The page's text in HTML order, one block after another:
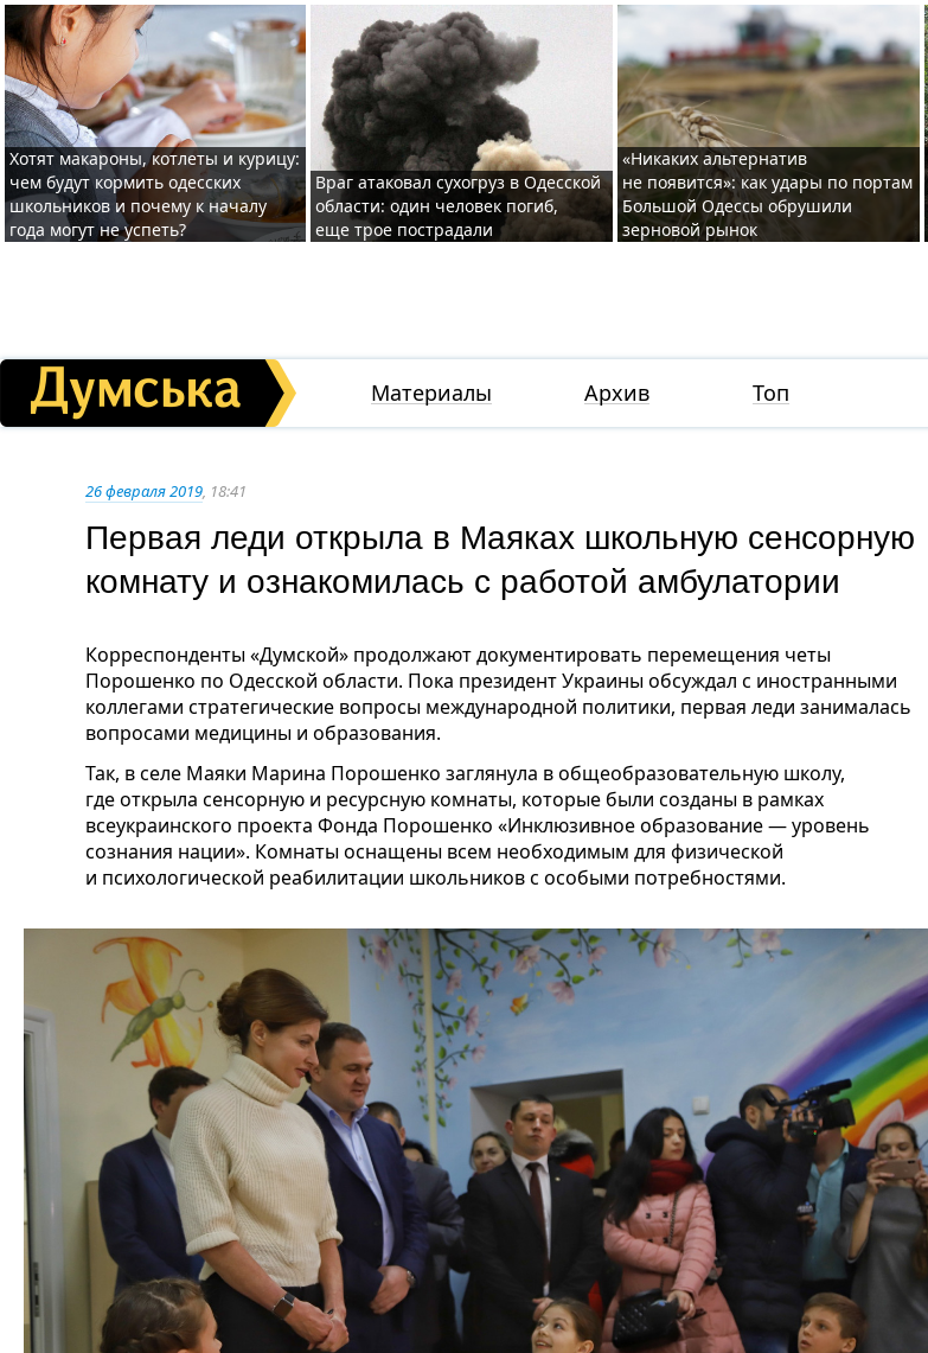
Хотят макароны, котлеты и курицу:
чем будут кормить одесских
школьников и почему к началу
года могут не успеть?
Враг атаковал сухогруз в Одесской
области: один человек погиб,
еще трое пострадали
«Никаких альтернатив
не появится»: как удары по портам
Большой Одессы обрушили
зерновой рынок
Материалы Архив Топ
26 февраля 2019, 18:41
Первая леди открыла в Маяках школьную сенсорную
комнату и ознакомилась с работой амбулатории
Корреспонденты «Думской» продолжают документировать перемещения четы
Порошенко по Одесской области. Пока президент Украины обсуждал с иностранными
коллегами стратегические вопросы международной политики, первая леди занималась
вопросами медицины и образования.
Так, в селе Маяки Марина Порошенко заглянула в общеобразовательную школу,
где открыла сенсорную и ресурсную комнаты, которые были созданы в рамках
всеукраинского проекта Фонда Порошенко «Инклюзивное образование — уровень
сознания нации». Комнаты оснащены всем необходимым для физической
и психологической реабилитации школьников с особыми потребностями.